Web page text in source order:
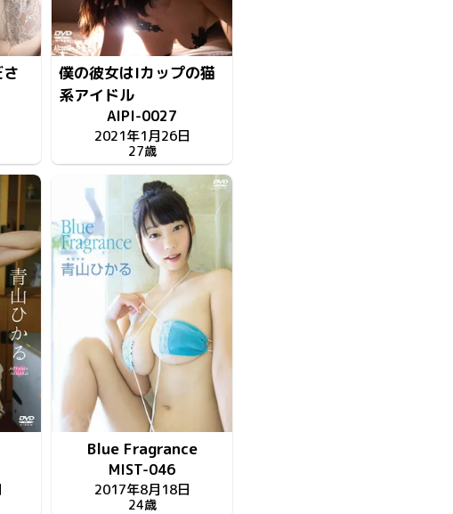
僕の彼女はIカップの猫
系アイドル
AIPI-0027
2021年1月26日
27歳
Blue Fragrance
MIST-046
2017年8月18日
24歳